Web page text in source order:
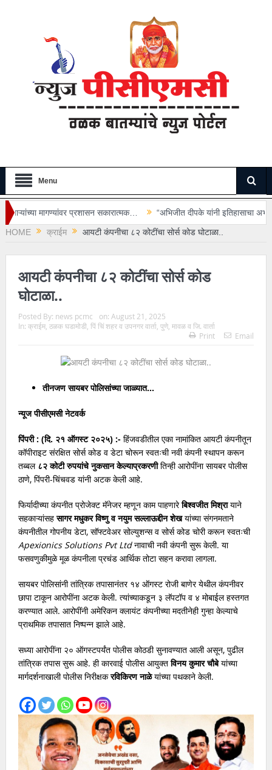
Menu
प्रशासन सकारात्मक…
“अभिजीत दीपके यांनी इतिहासाचा अभ्यास करूनच वक्तव्य
HOME
क्राईम आयटी कंपनीचा ८२ कोटींचा सोर्स कोड घोटाळा..
आयटी कंपनीचा ८२ कोटींचा सोर्स कोड
घोटाळा..
Posted By: news pcmc on: August 21, 2025
In: क्राईम, ठळक घडामोडी, पिं चिं शहर व उपनगर वार्ता, पुणे, मावळ व जि. वार्ता
Print
Email
तीनजण सायबर पोलिसांच्या जाळ्यात…
न्यूज पीसीएमसी नेटवर्क
पिंपरी : (दि. २१ ऑगस्ट २०२५) :- हिंजवडीतील एका नामांकित आयटी कंपनीतून
कॉपीराइट संरक्षित सोर्स कोड व डेटा चोरून स्वतःची नवी कंपनी स्थापन करून
तब्बल ८२ कोटी रुपयांचे नुकसान केल्याप्रकरणीतिन्ही आरोपींना सायबर पोलीस
ठाणे, पिंपरी-चिंचवड यांनी अटक केली आहे.
फिर्यादीच्या कंपनीत प्रोजेक्ट मॅनेजर म्हणून काम पाहणारेबिश्वजीत मिश्रायाने
सहकाऱ्यांसहसागर मधुकर विष्णु व नयुम सल्लाऊद्दीन शेखयांच्या संगनमताने
कंपनीतील गोपनीय डेटा, सॉफ्टवेअर सोल्युशन्स व सोर्स कोड चोरी करून स्वतःची
Apexionics Solutions Pvt Ltdनावाची नवी कंपनी सुरू केली. या
फसवणुकीमुळे मूळ कंपनीला प्रचंड आर्थिक तोटा सहन करावा लागला.
सायबर पोलिसांनी तांत्रिक तपासानंतर १४ ऑगस्ट रोजी बाणेर येथील कंपनीवर
छापा टाकून आरोपींना अटक केली. त्यांच्याकडून ३ लॅपटॉप व ४ मोबाईल हस्तगत
करण्यात आले. आरोपींनी अमेरिकन क्लायंट कंपनीच्या मदतीनेही गुन्हा केल्याचे
प्राथमिक तपासात निष्पन्न झाले आहे.
सध्या आरोपींना २० ऑगस्टपर्यंत पोलीस कोठडी सुनावण्यात आली असून, पुढील
तांत्रिक तपास सुरू आहे. ही कारवाई पोलीस आयुक्तविनय कुमार चौबेयांच्या
मार्गदर्शनाखाली पोलीस निरीक्षकरविकिरण नाळेयांच्या पथकाने केली.